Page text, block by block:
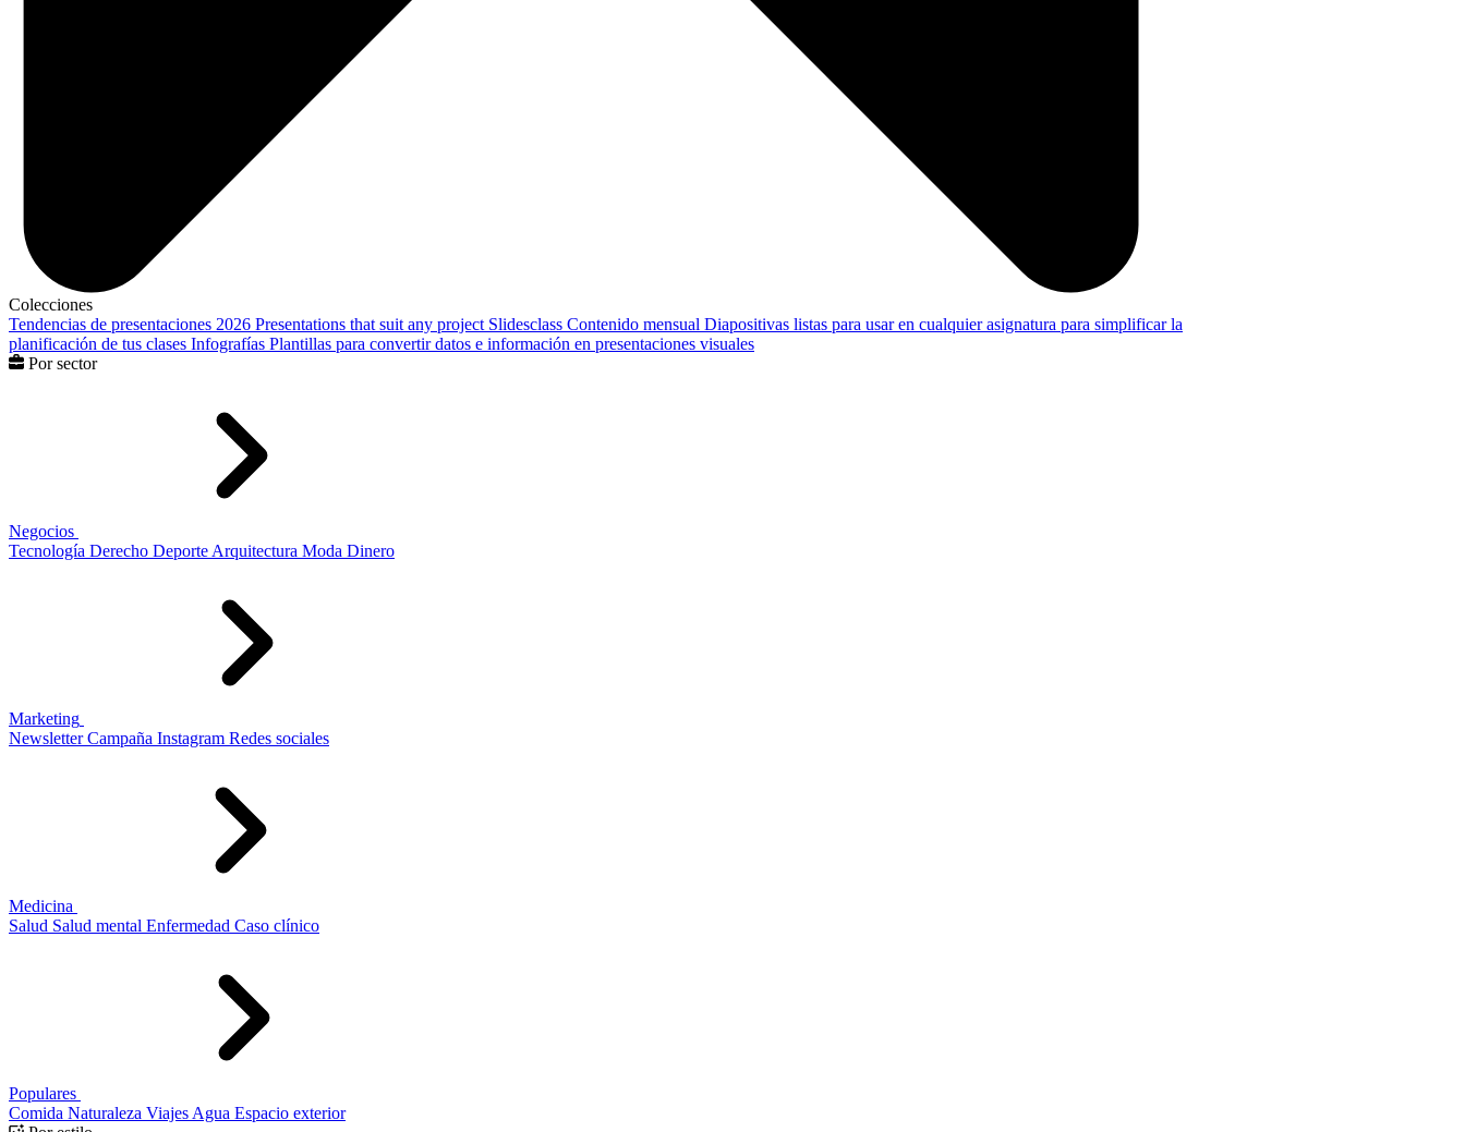
Colecciones
Tendencias de presentaciones 2026 Presentations that suit any project Slidesclass Contenido mensual Diapositivas listas para usar en cualquier asignatura para simplificar la
planificación de tus clases Infografías Plantillas para convertir datos e información en presentaciones visuales
Por sector
Negocios
Tecnología Derecho Deporte Arquitectura Moda Dinero
Marketing
Newsletter Campaña Instagram Redes sociales
Medicina
Salud Salud mental Enfermedad Caso clínico
Populares
Comida Naturaleza Viajes Agua Espacio exterior